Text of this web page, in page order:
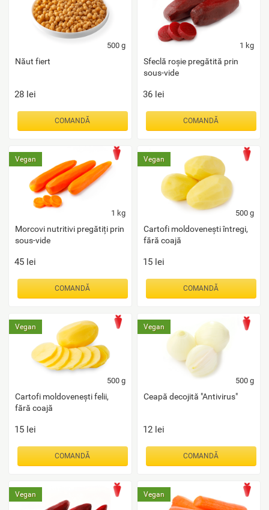
500 g
Năut fiert
28 lei
COMANDĂ
1 kg
Sfeclă roșie pregătită prin
sous-vide
36 lei
COMANDĂ
1 kg
Vegan
Morcovi nutritivi pregătiți prin
sous-vide
45 lei
COMANDĂ
500 g
Vegan
Cartofi moldovenești întregi,
fără coajă
15 lei
COMANDĂ
500 g
Vegan
Cartofi moldovenești felii,
fără coajă
15 lei
COMANDĂ
500 g
Vegan
Ceapă decojită "Antivirus"
12 lei
COMANDĂ
Vegan Vegan